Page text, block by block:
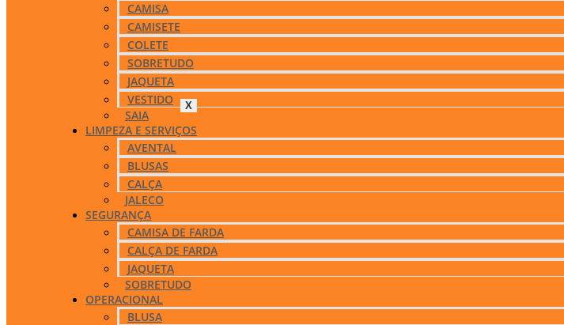
X
CAMISA
CAMISETE
COLETE
SOBRETUDO
JAQUETA
VESTIDO
SAIA
LIMPEZA E SERVIÇOS
AVENTAL
BLUSAS
CALÇA
JALECO
SEGURANÇA
CAMISA DE FARDA
CALÇA DE FARDA
JAQUETA
SOBRETUDO
OPERACIONAL
BLUSA